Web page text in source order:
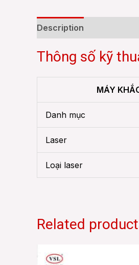
Description
Thông số kỹ
MÁY
Danh mục
Laser
Loại laser
Related